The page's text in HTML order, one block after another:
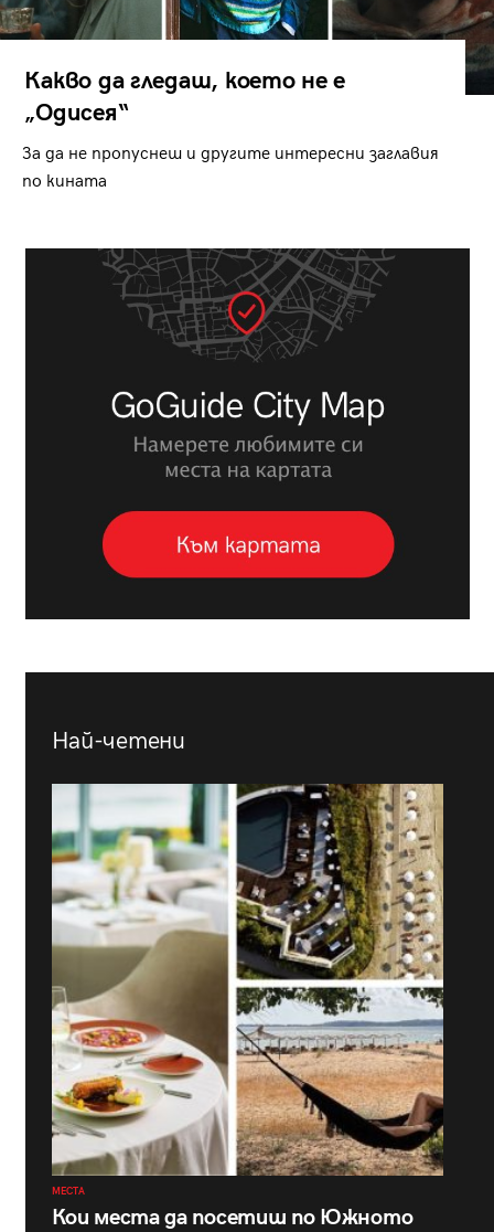
Какво да гледаш, което не е
„Одисея“
За да не пропуснеш и другите интересни заглавия
по кината
Най-четени
МЕСТА
Кои места да посетиш по Южното